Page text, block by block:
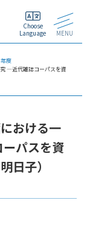
Choose
Language
MENU
度
—近代雑誌コーパスを資
おける一
パスを資
子）